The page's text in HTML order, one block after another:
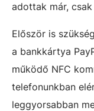
adottak már,
Először is
a bankkártya
működő NFC
telefonunkban
leggyorsabban